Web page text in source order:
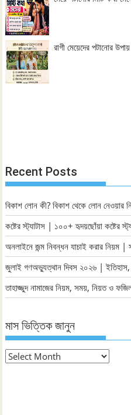
রাগী মেয়েদের পটানোর
Recent Posts
বিকাশ লোন কী? বিকাশ থেকে লোন নেওয়ার
কষ্টের স্ট্যাটাস | ১০০+ হৃদয়ছোঁয়া কষ্টের
অনলাইনে জন্ম নিবন্ধন যাচাই করার নিয়ম
জুলাই গণঅভ্যুত্থান দিবস ২০২৬ | ইতিহাস,
তাহাজ্জুদ নামাজের নিয়ম, সময়, নিয়ত ও
মাস ভিত্তিক জানুন
মাস